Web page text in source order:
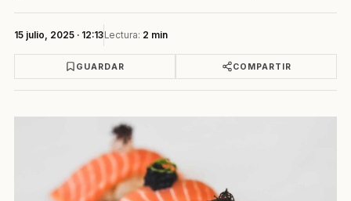
15 julio, 2025 · 12:13Lectura: 2 min
GUARDAR COMPARTIR